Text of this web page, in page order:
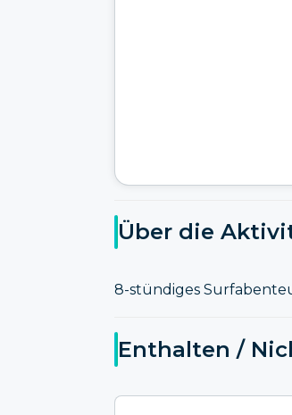
Über die
8-stündiges
Enthalten /